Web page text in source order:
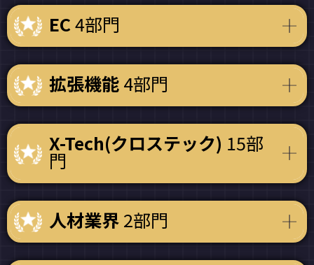
EC4部門
拡張機能4部門
X-Tech(クロステック) 15部
門
人材業界2部門